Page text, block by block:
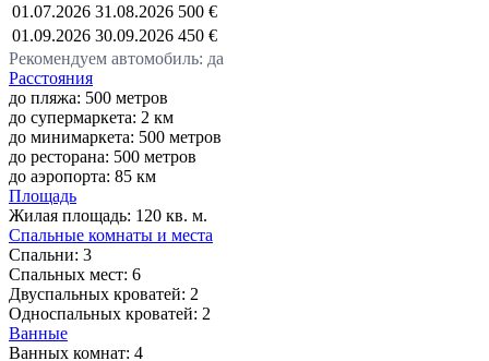
01.07.2026 31.08.2026 500 €
01.09.2026 30.09.2026 450 €
Рекомендуем автомобиль: да
Расстояния
до пляжа: 500 метров
до супермаркета: 2 км
до минимаркета: 500 метров
до ресторана: 500 метров
до аэропорта: 85 км
Площадь
Жилая площадь: 120 кв. м.
Спальные комнаты и места
Спальни: 3
Спальных мест: 6
Двуспальных кроватей: 2
Односпальных кроватей: 2
Ванные
Ванных комнат: 4